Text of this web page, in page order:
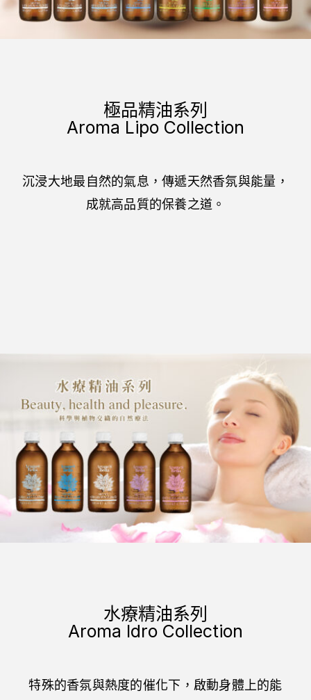
極品精油系列
Aroma Lipo Collection
沉浸大地最自然的氣息，傳遞天然香氛與能量，
成就高品質的保養之道。
水療精油系列
Aroma Idro Collection
特殊的香氛與熱度的催化下，啟動身體上的能